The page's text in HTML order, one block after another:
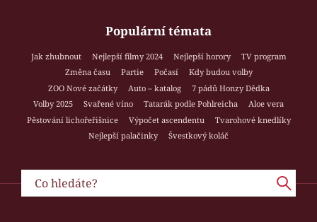
Populární témata
Jak zhubnout Nejlepší filmy 2024 Nejlepší horory
TV program
Změna času
Partie Počasí
Kdy budou volby
ZOO Nové začátky
Auto – katalog
7 pádů Honzy Dědka
Volby 2025
Svařené víno Tatarák podle Pohlreicha
Aloe vera
Pěstování lichořeřišnice
Výpočet ascendentu
Tvarohové knedlíky
Nejlepší palačinky
Švestkový koláč